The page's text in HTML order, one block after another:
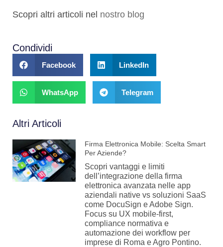
Scopri altri articoli nel nostro blog
Condividi
Facebook LinkedIn
WhatsApp Telegram
Altri Articoli
Firma Elettronica Mobile: Scelta Smart
Per Aziende?
Scopri vantaggi e limiti
dell’integrazione della firma
elettronica avanzata nelle app
aziendali native vs soluzioni SaaS
come DocuSign e Adobe Sign.
Focus su UX mobile-first,
compliance normativa e
automazione dei workflow per
imprese di Roma e Agro Pontino.